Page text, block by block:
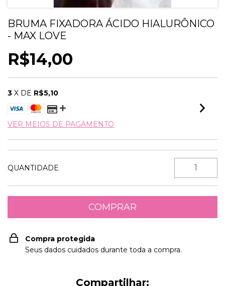
BRUMA FIXADORA ÁCIDO HIALURÔNICO
- MAX LOVE
R$14,00
3 X DE R$5,10
VER MEIOS DE PAGAMENTO
QUANTIDADE
Compra protegida
Seus dados cuidados durante toda a compra.
Compartilhar: